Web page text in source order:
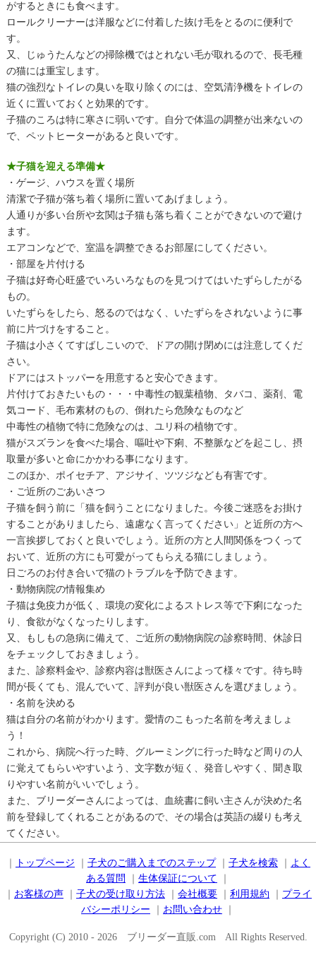
がするときにも食べます。
ロールクリーナーは洋服などに付着した抜け毛をとるのに便利で
す。
又、じゅうたんなどの掃除機ではとれない毛が取れるので、長毛種
の猫には重宝します。
猫の強烈なトイレの臭いを取り除くのには、空気清浄機をトイレの
近くに置いておくと効果的です。
子猫のころは特に寒さに弱いです。自分で体温の調整が出来ないの
で、ペットヒーターがあると良いです。
★子猫を迎える準備★
・ゲージ、ハウスを置く場所
清潔で子猫が落ち着く場所に置いてあげましょう。
人通りが多い台所や玄関は子猫も落ち着くことができないので避け
ます。
エアコンなどで、室温を調整できるお部屋にしてください。
・部屋を片付ける
子猫は好奇心旺盛でいろいろなものを見つけてはいたずらしたがる
もの。
いたずらをしたら、怒るのではなく、いたずらをされないように事
前に片づけをすること。
子猫は小さくてすばしこいので、ドアの開け閉めには注意してくだ
さい。
ドアにはストッパーを用意すると安心できます。
片付けておきたいもの・・・中毒性の観葉植物、タバコ、薬剤、電
気コード、毛布素材のもの、倒れたら危険なものなど
中毒性の植物で特に危険なのは、ユリ科の植物です。
猫がスズランを食べた場合、嘔吐や下痢、不整脈などを起こし、摂
取量が多いと命にかかわる事になります。
このほか、ポイセチア、アジサイ、ツツジなども有害です。
・ご近所のごあいさつ
子猫を飼う前に「猫を飼うことになりました。今後ご迷惑をお掛け
することがありましたら、遠慮なく言ってください」と近所の方へ
一言挨拶しておくと良いでしょう。近所の方と人間関係をつくって
おいて、近所の方にも可愛がってもらえる猫にしましょう。
日ごろのお付き合いで猫のトラブルを予防できます。
・動物病院の情報集め
子猫は免疫力が低く、環境の変化によるストレス等で下痢になった
り、食欲がなくなったりします。
又、もしもの急病に備えて、ご近所の動物病院の診察時間、休診日
をチェックしておきましょう。
また、診察料金や、診察内容は獣医さんによって様々です。待ち時
間が長くても、混んでいて、評判が良い獣医さんを選びましょう。
・名前を決める
猫は自分の名前がわかります。愛情のこもった名前を考えましょ
う！
これから、病院へ行った時、グルーミングに行った時など周りの人
に覚えてもらいやすいよう、文字数が短く、発音しやすく、聞き取
りやすい名前がいいでしょう。
また、ブリーダーさんによっては、血統書に飼い主さんが決めた名
前を登録してくれることがあるので、その場合は英語の綴りも考え
てください。
｜ トップページ ｜ 子犬のご購入までのステップ｜ 子犬を検索 ｜ よく
ある質問
｜ 生体保証について ｜
｜ お客様の声 ｜ 子犬の受け取り方法 ｜ 会社概要 ｜ 利用規約 ｜ プライ
バシーポリシー ｜ お問い合わせ ｜
Copyright (C) 2010 - 2026 ブリーダー直販.com All Rights Reserved.